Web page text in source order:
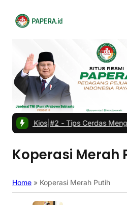
Sewa Kios|#2 - Tips Cerdas
Koperasi Merah
Home » Koperasi Merah Putih